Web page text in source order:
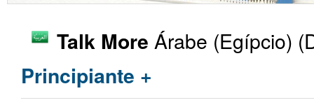
Talk More Árabe (Egípcio)
Principiante +